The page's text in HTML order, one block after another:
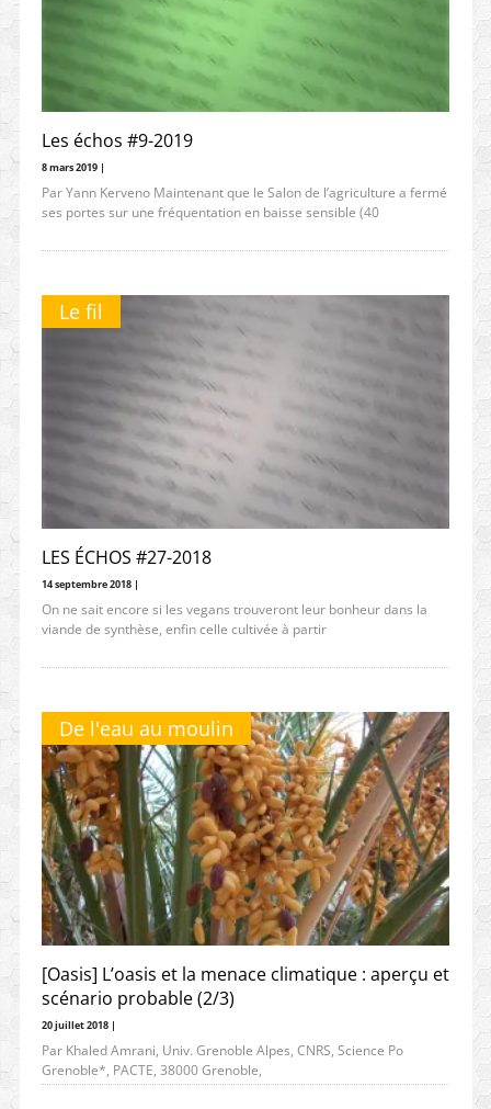
Les échos #9-2019
8 mars 2019 |
Par Yann Kerveno Maintenant que le Salon de l’agriculture a fermé
ses portes sur une fréquentation en baisse sensible (40
Le fil
LES ÉCHOS #27-2018
14 septembre 2018 |
On ne sait encore si les vegans trouveront leur bonheur dans la
viande de synthèse, enfin celle cultivée à partir
De l'eau au moulin
[Oasis] L’oasis et la menace climatique : aperçu et
scénario probable (2/3)
20 juillet 2018 |
Par Khaled Amrani, Univ. Grenoble Alpes, CNRS, Science Po
Grenoble*, PACTE, 38000 Grenoble,
France. khaled.amrani@umrpacte.fr* School of Political Studies